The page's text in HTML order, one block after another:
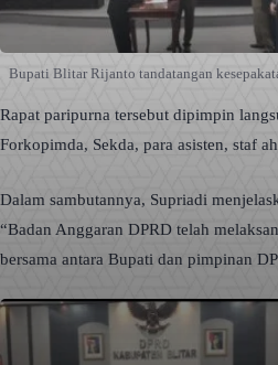
Bupati Blitar Rijanto tandatangan
Rapat paripurna tersebut dipimpin
Forkopimda, Sekda, para asisten, staf
Dalam sambutannya, Supriadi
“Badan Anggaran DPRD telah
bersama antara Bupati dan pimpinan